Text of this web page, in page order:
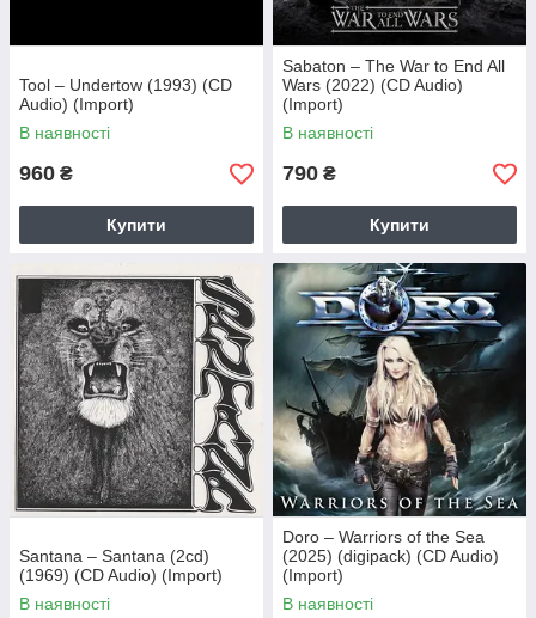
Tool – Undertow (1993) (CD
Audio) (Import)
В наявності
960 ₴
Купити
Sabaton – The War to End All
Wars (2022) (CD Audio)
(Import)
В наявності
790 ₴
Купити
Santana – Santana (2cd)
(1969) (CD Audio) (Import)
В наявності
Doro – Warriors of the Sea
(2025) (digipack) (CD Audio)
(Import)
В наявності